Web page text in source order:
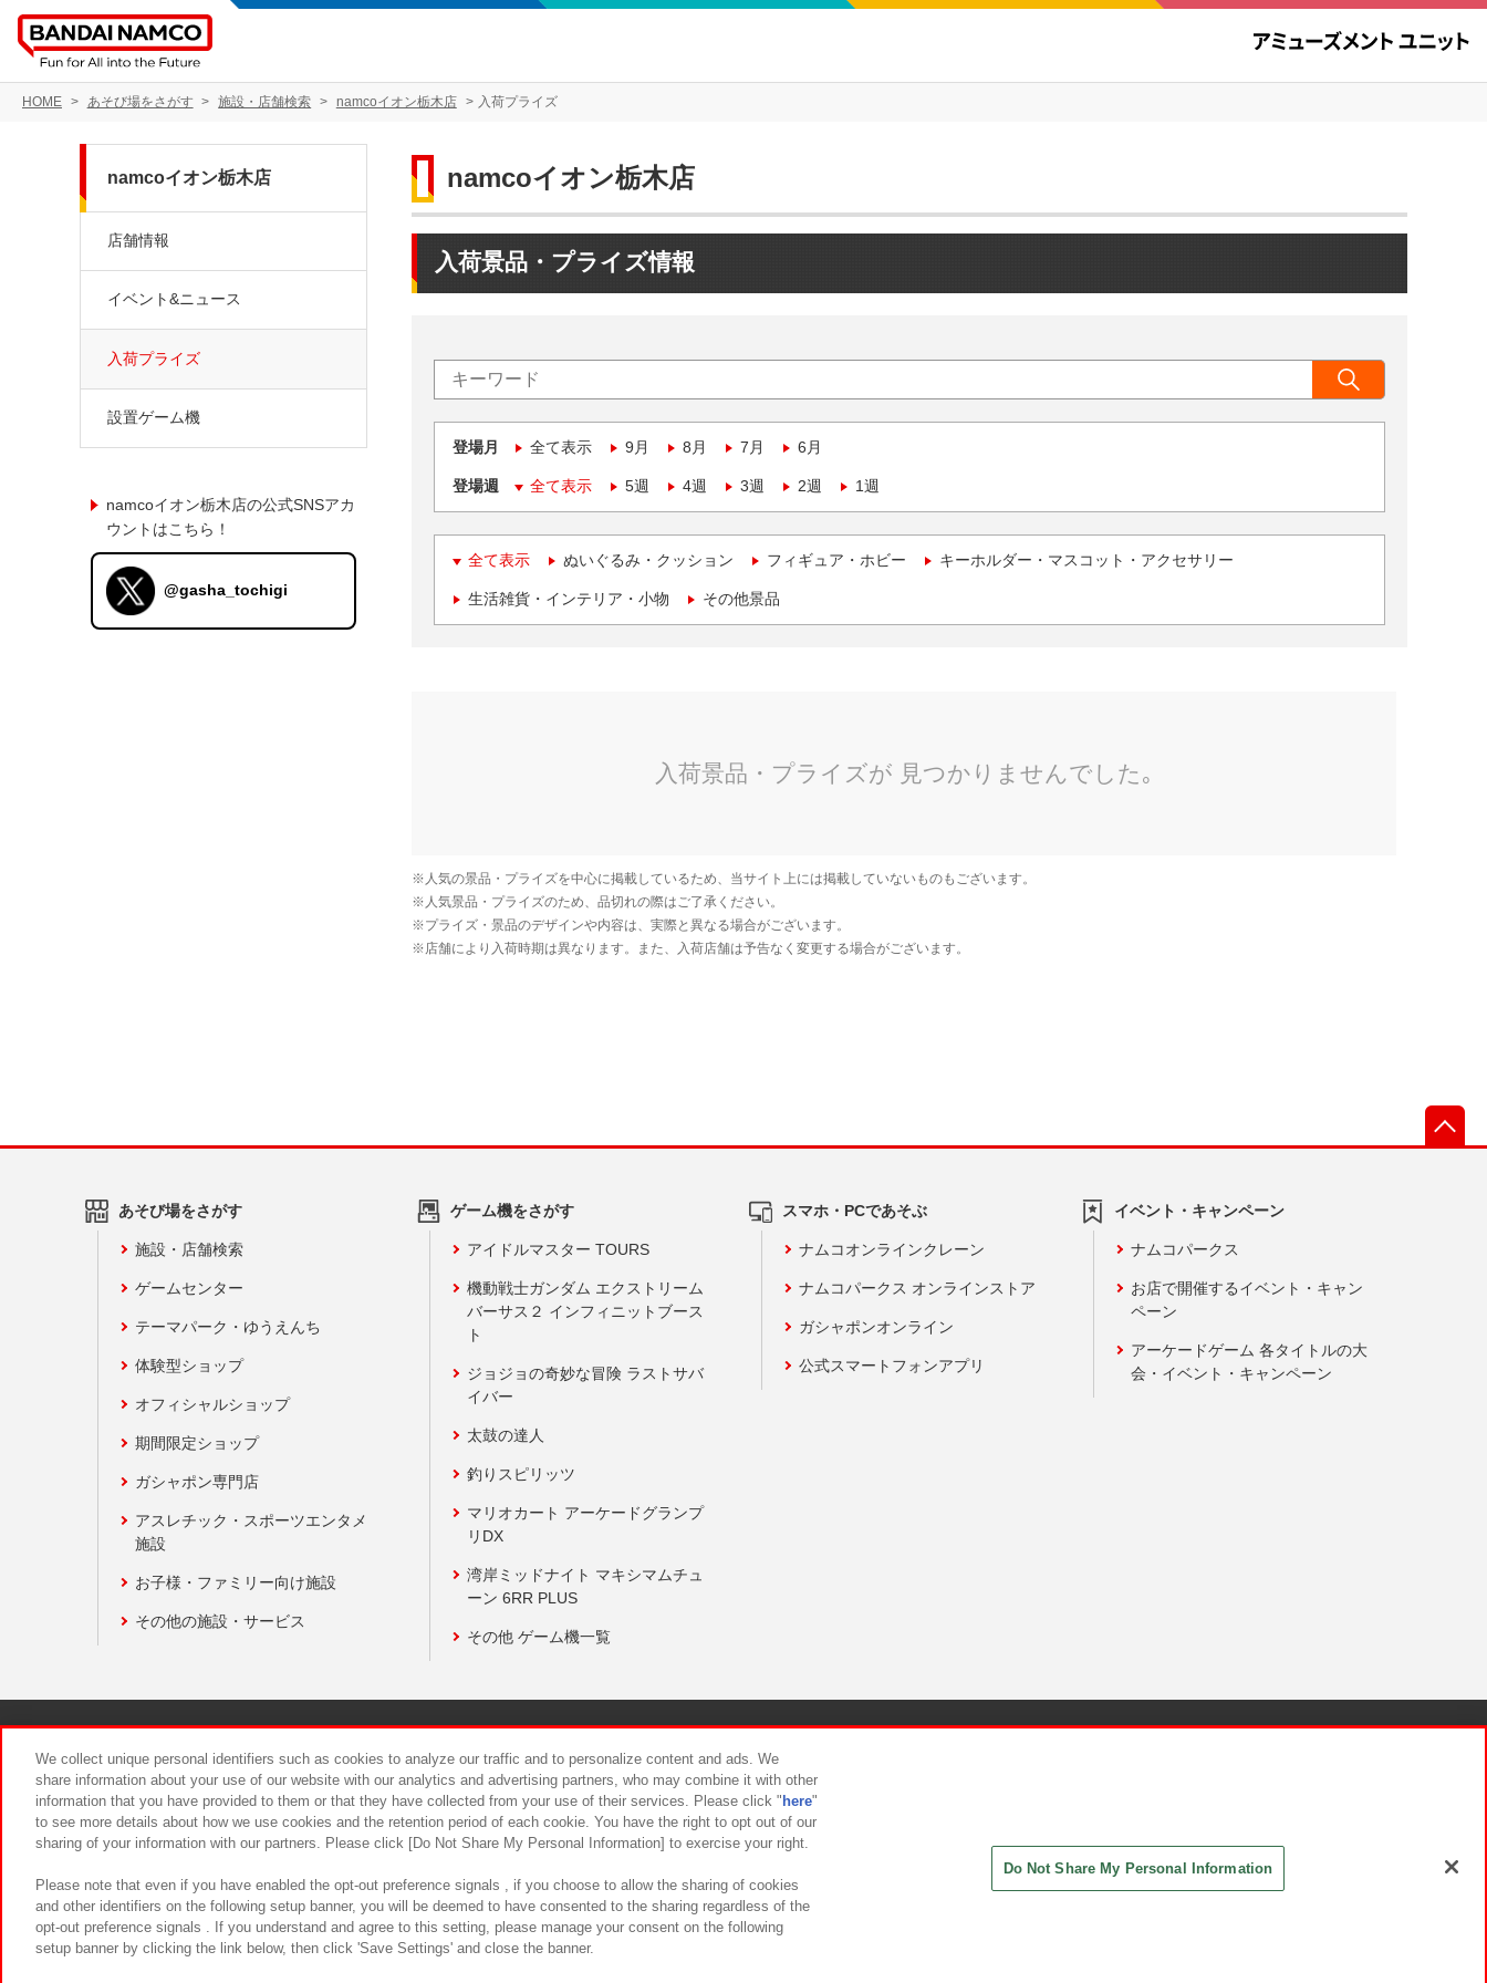
HOME あそび場をさがす 施設・店舗検索 namcoイオン栃木店 入荷プライズ
namcoイオン栃木店
入荷景品・プライズ情報
登場月 全て表示 9月 8月 7月 6月
登場週 全て表示 5週 4週 3週 2週 1週
全て表示 ぬいぐるみ・クッション フィギュア・ホビー キーホルダー・マスコット・アクセサリー
生活雑貨・インテリア・小物 その他景品
namcoイオン栃木店
店舗情報
イベント&ニュース
入荷プライズ
設置ゲーム機
namcoイオン栃木店の公式SNSアカ
ウントはこちら！
@gasha_tochigi
あそび場をさがす
施設・店舗検索
ゲームセンター
テーマパーク・ゆうえんち
体験型ショップ
オフィシャルショップ
期間限定ショップ
ガシャポン専門店
アスレチック・スポーツエンタメ
施設
お子様・ファミリー向け施設
その他の施設・サービス
ゲーム機をさがす
アイドルマスター TOURS
機動戦士ガンダム エクストリーム
バーサス２ インフィニットブース
ト
ジョジョの奇妙な冒険 ラストサバ
イバー
太鼓の達人
釣りスピリッツ
マリオカート アーケードグランプ
リDX
湾岸ミッドナイト マキシマムチュ
ーン 6RR PLUS
その他 ゲーム機一覧
スマホ・PCであそぶ
ナムコオンラインクレーン
ナムコパークス オンラインストア
ガシャポンオンライン
公式スマートフォンアプリ
イベント・キャンペーン
ナムコパークス
お店で開催するイベント・キャン
ペーン
アーケードゲーム 各タイトルの大
会・イベント・キャンペーン
食品のご提供について カスタマーハラスメント対応方針
We collect unique personal identifiers such as cookies to analyze our traffic and to personalize content and ads. We
share information about your use of our website with our analytics and advertising partners, who may combine it with other
information that you have provided to them or that they have collected from your use of their services. Please click " here"
to see more details about how we use cookies and the retention period of each cookie. You have the right to opt out of our
sharing of your information with our partners. Please click [Do Not Share My Personal Information] to exercise your right.
Please note that even if you have enabled the opt-out preference signals , if you choose to allow the sharing of cookies
and other identifiers on the following setup banner, you will be deemed to have consented to the sharing regardless of the
opt-out preference signals . If you understand and agree to this setting, please manage your consent on the following
setup banner by clicking the link below, then click 'Save Settings' and close the banner.
Do Not Share My Personal Information